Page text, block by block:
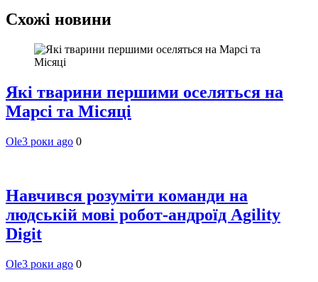
Схожі новини
Які тварини першими оселяться на
Марсі та Місяці
Ole3 роки ago 0
Навчився розуміти команди на
людській мові робот-андроїд Agility
Digit
Ole3 роки ago 0